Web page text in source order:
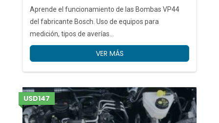
Aprende el funcionamiento de las Bombas VP44
del fabricante Bosch. Uso de equipos para
medición, tipos de averías...
VER MÁS
USD147